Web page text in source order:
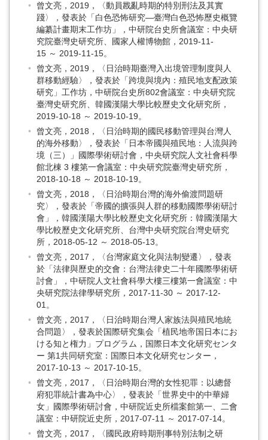
曾文亮，2019，〈動員戡亂時期的特別刑法及其實
踐〉，發表於「白色恐怖研究—臺灣白色恐怖歷史概覽
編纂計畫期末工作坊」，中研院台史所會議室：中央研
究院臺灣史研究所、國家人權博物館，2019-11-
15 ～ 2019-11-15。
曾文亮，2019，〈日治時期臺灣入出境管理制度與人
群移動經驗〉，發表於「跨境與境內：殖民地支配政策
研究」工作坊，中研院台史所802會議室：中央研究院
臺灣史研究所、韓國漢陽大學比較歷史文化研究所，
2019-10-18 ～ 2019-10-19。
曾文亮，2018，〈日治時期的國民移動管理與台灣人
的海外移動〉，發表於「日本帝國與殖民地：人流與跨
境（三）」國際學術研討會，中央研究院人文社會科學
館北棟 3 樓第一會議室：中央研究院臺灣史研究所，
2018-10-18 ～ 2018-10-19。
曾文亮，2018，〈日治時期台灣的海外偷渡問題研
究〉，發表於「帝國的擴張與人群的移動國際學術研討
會」，韓國漢陽大學比較歷史文化研究所：韓國漢陽大
學比較歷史文化研究所、台灣中央研究院台灣史研究
所，2018-05-12 ～ 2018-05-13。
曾文亮，2017，〈台灣家庭文化與法制變遷〉，發表
於「法律與歷史的交會：台灣法律史二十年國際學術研
討會」，中研院人文社會科學大樓三樓第一會議室：中
央研究院法律學研究所，2017-11-30 ～ 2017-12-
01。
曾文亮，2017，〈日治時期台灣人家族法與殖民地統
合問題〉，發表於国際研究集会「植民地帝国日本にお
ける知と権力」プログラム，国際日本文化研究センタ
ー 第1共同研究室：国際日本文化研究センター，
2017-10-13 ～ 2017-10-15。
曾文亮，2017，〈日治時期台灣的女性犯罪：以總督
府犯罪統計書為中心〉，發表於「世界史中的中華婦
女」國際學術研討會，中研院近史所檔案館第一、二會
議室：中研院近史所，2017-07-11 ～ 2017-07-14。
曾文亮，2017，〈國民政府時期刑事特別法制之研